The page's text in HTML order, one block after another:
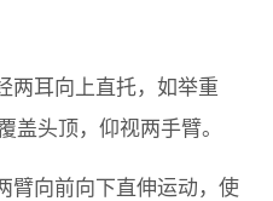
两耳向上直托，如举重
盖头顶，仰视两手臂。
臂向前向下直伸运动，使